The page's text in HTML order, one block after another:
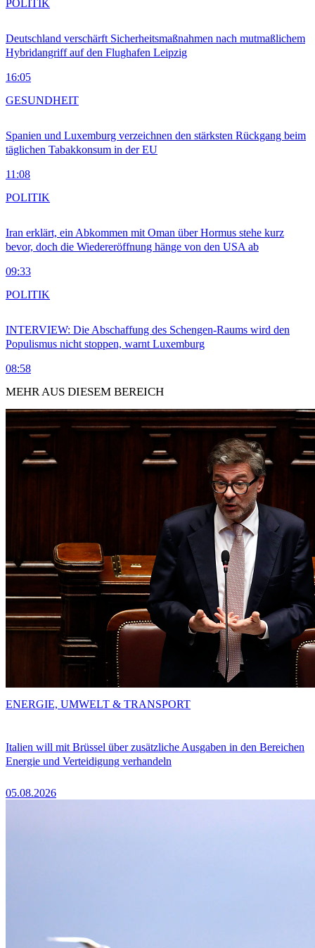
Deutschland verschärft Sicherheitsmaßnahmen nach mutmaßlichem
Hybridangriff auf den Flughafen Leipzig
16:05
POLITIK
Spanien und Luxemburg verzeichnen den stärksten Rückgang beim
täglichen Tabakkonsum in der EU
11:08
GESUNDHEIT
Iran erklärt, ein Abkommen mit Oman über Hormus stehe kurz
bevor, doch die Wiedereröffnung hänge von den USA ab
09:33
POLITIK
INTERVIEW: Die Abschaffung des Schengen-Raums wird den
Populismus nicht stoppen, warnt Luxemburg
08:58
POLITIK
MEHR AUS DIESEM BEREICH
Italien will mit Brüssel über zusätzliche Ausgaben in den Bereichen
Energie und Verteidigung verhandeln
05.08.2026
ENERGIE, UMWELT & TRANSPORT